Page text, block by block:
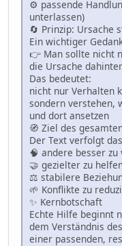
⚙️ passende
unterlassen)
🔄 Prinzip: Ursache
Ein wichtiger
👉 Man sollte nicht
die Ursache
Das bedeutet:
nicht nur Verhalten
sondern verstehen,
und dort ansetzen
🧭 Ziel des
Der Text verfolgt
🧠 andere besser zu
🤝 gezielter zu
⚖️ stabilere
🌱 Konflikte zu
✨ Kernbotschaft
Echte Hilfe beginnt
dem Verständnis
einer passenden,